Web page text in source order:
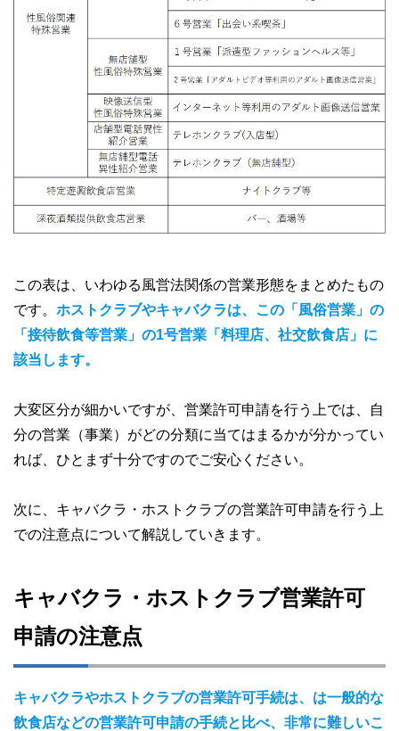
この表は、いわゆる風営法関係の営業形態をまとめたもの
です。 ホストクラブやキャバクラは、この「風俗営業」の
「接待飲食等営業」の1号営業「料理店、社交飲食店」に
該当します。
大変区分が細かいですが、営業許可申請を行う上では、自
分の営業（事業）がどの分類に当てはまるかが分かってい
れば、ひとまず十分ですのでご安心ください。
次に、キャバクラ・ホストクラブの営業許可申請を行う上
での注意点について解説していきます。
キャバクラ・ホストクラブ営業許可
申請の注意点
キャバクラやホストクラブの営業許可手続は、は一般的な
飲食店などの営業許可申請の手続と比べ、非常に難しいこ